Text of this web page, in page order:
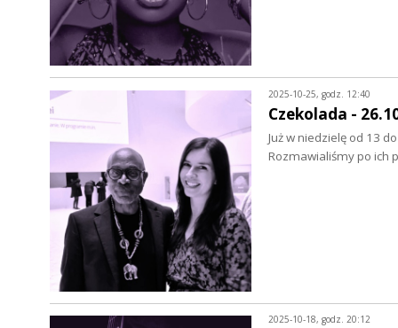
2025-10-25, godz. 12:40
Czekolada -
Już w niedzielę od 13
Rozmawialiśmy po ich
2025-10-18, godz. 20:12